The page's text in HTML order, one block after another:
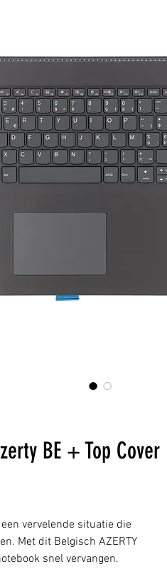
BE + Top Cover
vervelende situatie die
Met dit Belgisch AZERTY
snel vervangen.